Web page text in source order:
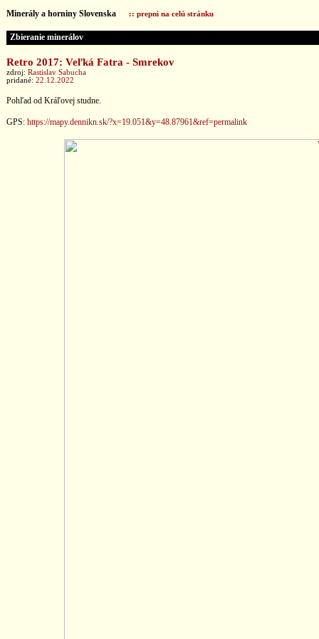
Minerály a horniny Slovenska :: prepni na celú stránku
Zbieranie minerálov
Retro 2017: Veľká Fatra - Smrekov
zdroj: Rastislav Sabucha
pridané: 22.12.2022
Pohľad od Kráľovej studne.
GPS: https://mapy.dennikn.sk/?x=19.051&y=48.87961&ref=permalink